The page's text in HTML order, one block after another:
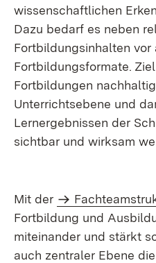
wissenschaftlichen
Dazu bedarf es neben
Fortbildungsinhalten
Fortbildungsformate.
Fortbildungen
Unterrichtsebene und
Lernergebnissen der
sichtbar und wirksam
Mit der
Fortbildung und
miteinander und stärkt
auch zentraler Ebene